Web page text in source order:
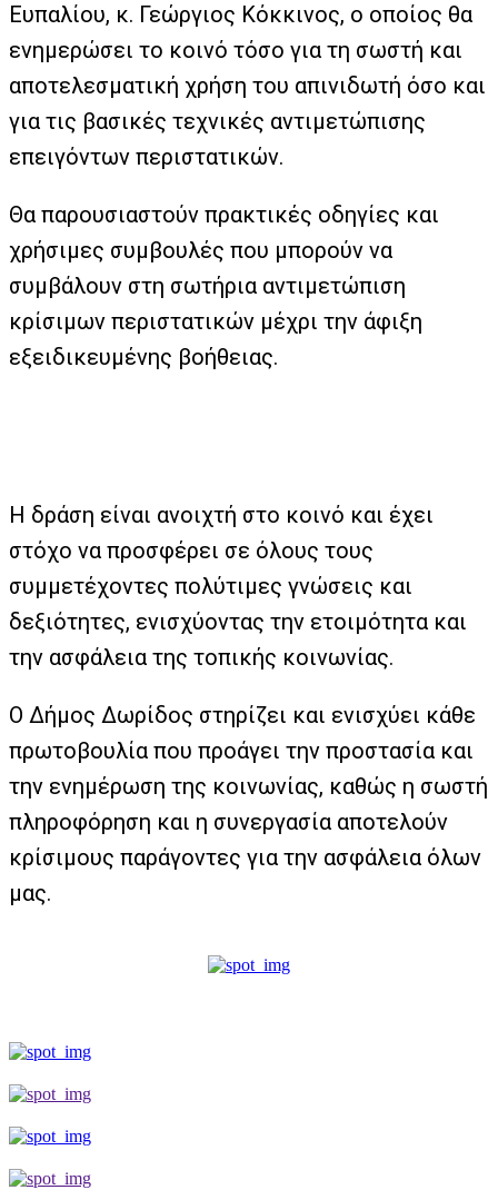
Ευπαλίου, κ. Γεώργιος Κόκκινος, ο οποίος θα
ενημερώσει το κοινό τόσο για τη σωστή και
αποτελεσματική χρήση του απινιδωτή όσο και
για τις βασικές τεχνικές αντιμετώπισης
επειγόντων περιστατικών.
Θα παρουσιαστούν πρακτικές οδηγίες και
χρήσιμες συμβουλές που μπορούν να
συμβάλουν στη σωτήρια αντιμετώπιση
κρίσιμων περιστατικών μέχρι την άφιξη
εξειδικευμένης βοήθειας.
Η δράση είναι ανοιχτή στο κοινό και έχει
στόχο να προσφέρει σε όλους τους
συμμετέχοντες πολύτιμες γνώσεις και
δεξιότητες, ενισχύοντας την ετοιμότητα και
την ασφάλεια της τοπικής κοινωνίας.
Ο Δήμος Δωρίδος στηρίζει και ενισχύει κάθε
πρωτοβουλία που προάγει την προστασία και
την ενημέρωση της κοινωνίας, καθώς η σωστή
πληροφόρηση και η συνεργασία αποτελούν
κρίσιμους παράγοντες για την ασφάλεια όλων
μας.